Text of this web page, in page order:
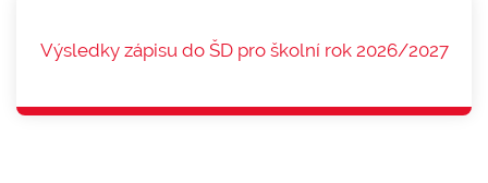
Výsledky zápisu do ŠD pro školní rok 2026/2027